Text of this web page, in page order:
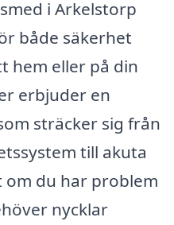
i Arkelstorp
både säkerhet
hem eller på din
erbjuder en
sträcker sig från
till akuta
om du har problem
nycklar